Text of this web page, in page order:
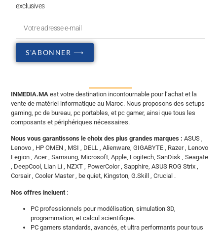
exclusives
S'ABONNER ⟶
INMEDIA.MA est votre destination incontournable pour l’achat et la
vente de matériel informatique au Maroc. Nous proposons des setups
gaming, pc de bureau, pc portables, et pc gamer, ainsi que tous les
composants et périphériques nécessaires.
Nous vous garantissons le choix des plus grandes marques : ASUS ,
Lenovo , HP OMEN , MSI , DELL , Alienware, GIGABYTE , Razer , Lenovo
Legion , Acer , Samsung, Microsoft, Apple, Logitech, SanDisk , Seagate
, DeepCool, Lian Li , NZXT , PowerColor , Sapphire, ASUS ROG Strix ,
Corsair , Cooler Master , be quiet, Kingston, G.Skill , Crucial .
Nos offres incluent :
PC professionnels pour modélisation, simulation 3D,
programmation, et calcul scientifique.
PC gamers standards, avancés, et ultra performants pour tous